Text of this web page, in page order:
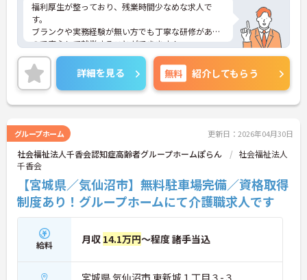
福利厚生が整っており、残業時間少なめな求人で
す。
ブランクや実務経験が無い方でも丁寧な研修がある
ので安心して就業することができます！
またUターン・Iターンの希望者も歓迎しておりま
す。
ご興味ある方には、面接対策ポイントなど、さらに
詳細をお話しいたしますのでお気軽にご相談くださ
い！
詳細を見る 無料 紹介してもらう
グループホーム 更新日：2026年04月30日
社会福祉法人千香会認知症高齢者グループホームぽらん
社会福祉法人
千香会
【宮城県／気仙沼市】無料駐車場完備／資格取得
制度あり！グループホームにて介護職求人です
給料 月収 14.1万円～程度 諸手当込